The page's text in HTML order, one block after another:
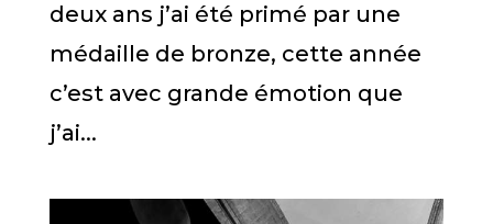
deux ans j’ai été primé par une
médaille de bronze, cette année
c’est avec grande émotion que
j’ai...